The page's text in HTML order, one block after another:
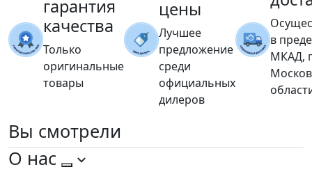
гарантия
качества
Только
оригинальные
товары
цены
Лучшее
предложение
среди
официальных
дилеров
в
МКАД,
Вы смотрели
О нас